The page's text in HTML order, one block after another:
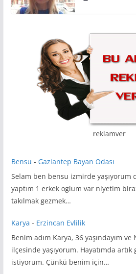
reklamver
Bensu - Gaziantep Bayan Odası
Selam ben bensu izmirde yaşıyorum
yaptım 1 erkek oglum var niyetim
takılmak gezmek…
Karya - Erzincan Evlilik
Benim adım Karya, 36 yaşındayım ve
ilçesinde yaşıyorum. Hayatımda
istiyorum. Çünkü benim için…